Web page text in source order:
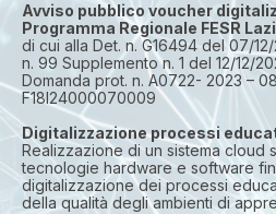
Avviso pubblico voucher
Programma Regionale FESR
di cui alla Det. n. G16494 del 07/
n. 99 Supplemento n. 1 del 12/12/
Domanda prot. n. A0722- 2023 –
F18I24000070009
Digitalizzazione processi
Realizzazione di un sistema cloud
tecnologie hardware e software
digitalizzazione dei processi
della qualità degli ambienti di